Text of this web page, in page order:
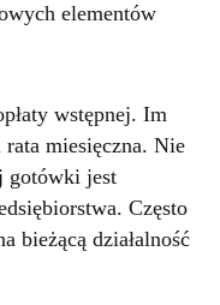
elementów
wstępnej. Im
rata miesięczna. Nie
gotówki jest
Często
bieżącą działalność